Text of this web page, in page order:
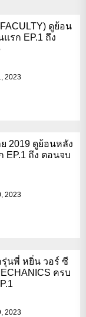
ดูย้อน
รก EP.1 ถึง
2023
2019 ดูย้อนหลัง
EP.1 ถึง ตอนจบ
2023
นพี่ หยิ่น วอร์ ซี
ครบ
2023